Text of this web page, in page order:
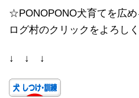
☆PONOPONO犬育てを広
ログ村のクリックをよろし
↓ ↓ ↓